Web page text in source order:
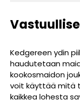
Kedgereen ydin
haudutetaan
kookosmaidon
voit käyttää mitä
kaikkea lohesta